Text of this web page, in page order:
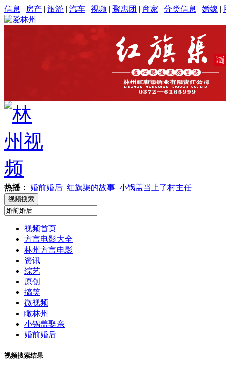
信息 | 房产 | 旅游 | 汽车 | 视频 | 聚惠团 | 商家 | 分类信息 | 婚嫁 |
热播： 婚前婚后 红旗渠的故事 小锅盖当上了村主任
视频首页
方言电影大全
林州方言电影
资讯
综艺
原创
搞笑
微视频
瞰林州
小锅盖娶亲
婚前婚后
视频搜索结果